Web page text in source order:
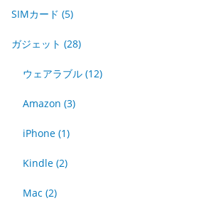
SIMカード (5)
ガジェット (28)
ウェアラブル (12)
Amazon (3)
iPhone (1)
Kindle (2)
Mac (2)